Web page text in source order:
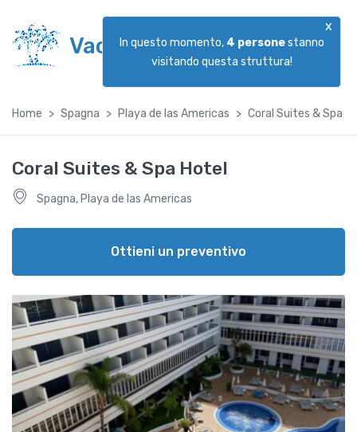
Vacanzeggiando
x
In questo momento, 4 personestanno
visitando questa struttura!
Home Spagna Playa de las Americas Coral Suites & Spa
Coral Suites & Spa Hotel
Spagna, Playa de las Americas
Ottieni un preventivo